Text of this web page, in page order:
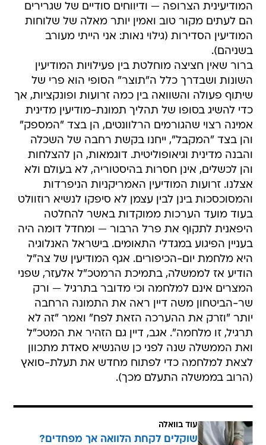
המודיעינית הצרופה — ודיווחים סודיים של שגרירים
הם לעתים מקור טוב ואמין יותר מאלה של שלוחות
המודיעין הסדירות (גילוי נאות: אני הייתי מעורב
בשניהם).
ברור שאין חציצה מוחלטת בין פעילויות המודיעין
השונות ושבדרך כלל ה"תוצר" הסופי הוא פרי של
שיתוף פעולה והשוואה בין כמה זרועות ופונקציות, אך
כדי להשיג בסופו של תהליך תמונת-מודיעין מדינית
אמינה רצוי שהגורמים הרלוונטים, הן בצד "המספק"
והן בצד "המקבל", ייחנו בקשת רחבה של השכלה
והבנה מדינית וגיאופוליטית. דוגמאות, הן להצלחות
והן לכשלים, אינן חסרות בהיסטוריה, לא בעולם ולא
אצלנו. זרועות המודיעין האמריקניות הניפרדות
והמסוכסכות בינן לבין עצמן לא סיפקו לנשיא רוזוולט
בעוד מועד הערכות ממוקדות באשר להחלטה
היפאנית לתקוף את פרל הרבור — ומחדל דומה היה
בעניין הפיגוע במגדלי התאומים. בישראל האנלוגיה
היא מלחמת יום-הכיפורים. אגף המודיעין של צה"ל
הודיע אז לממשלה, בתמיכת הרמטכ"ל אלעזר, שפני
המצרים אינם למלחמה וכי מדובר בתרגיל — ורק
שר-הביטחון משה דיין ראה את התמונה הרחבה
יותר "וזרק את ההערכה הזאת לפח" ואמר "זה לא
תרגיל, זו מלחמה". אגב, דיין גם הזהיר את המטכ"ל
ואת הממשלה שנה לפני כן שהנשיא סאדת מתכוון
לצאת למלחמה כדי לפתוח מחדש את תעלת-סואץ
(הרוב בממשלה התעלם מכך).
עוד בוואלה
שוקלים לקחת הלוואה אך מפחדים?